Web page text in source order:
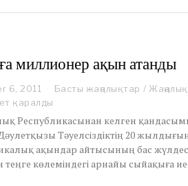
миллионер ақын атанды
6, 2011
e
e
m
b
e
Басты жаңалықтар /
қаралды
Республикасынан келген
Тәуелсіздіктің 20
ақындар айтысының бас
көлеміндегі арнайы сыйақыға